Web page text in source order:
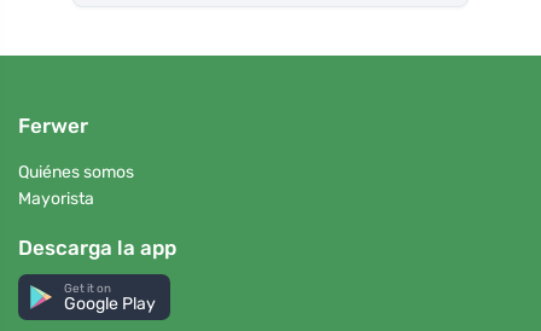
Ferwer
Quiénes somos
Mayorista
Descarga la app
Get it on
Google Play